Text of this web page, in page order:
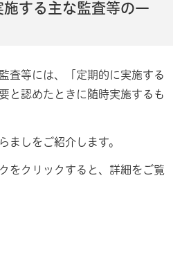
する主な監査等の一
査等には、「定期的に実施する
と認めたときに随時実施するも
ましをご紹介します。
をクリックすると、詳細をご覧